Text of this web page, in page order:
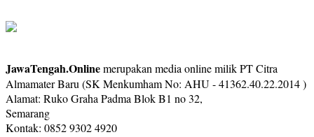
JawaTengah.Onlinemerupakan media online milik PT Citra
Almamater Baru (SK Menkumham No: AHU - 41362.40.22.2014 )
Alamat: Ruko Graha Padma Blok B1 no 32,
Semarang
Kontak: 0852 9302 4920